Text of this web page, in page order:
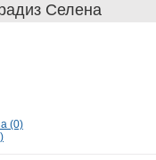
Селена
(0)